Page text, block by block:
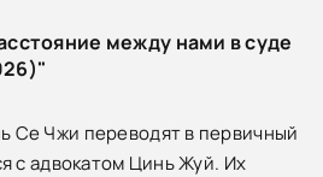
между нами в суде
Се Чжи переводят в первичный
с адвокатом Цинь Жуй. Их